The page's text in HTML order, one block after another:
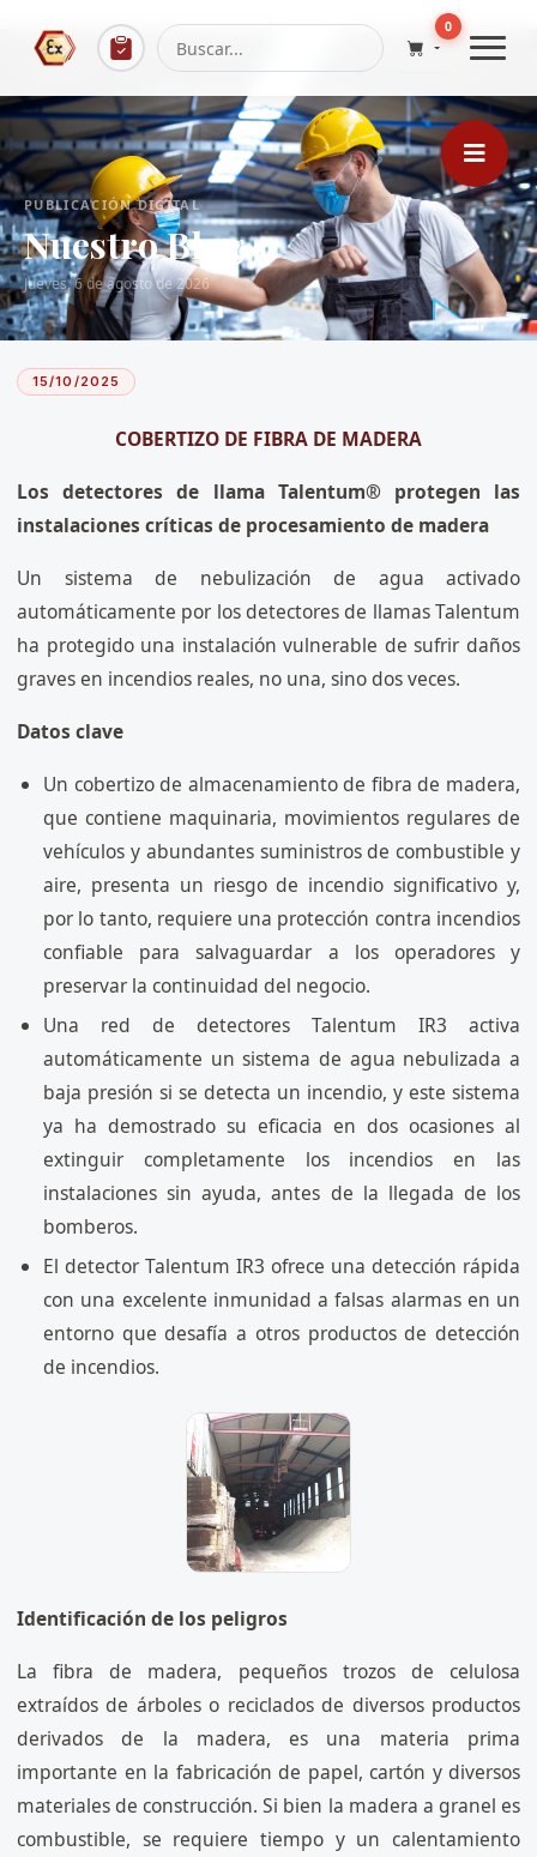
0
PUBLICACIÓN DIGITAL
Nuestro Blog
Jueves, 6 de agosto de 2026
15/10/2025
COBERTIZO DE FIBRA DE MADERA
Los detectores de llama Talentum® protegen las
instalaciones críticas de procesamiento de madera
Un sistema de nebulización de agua activado
automáticamente por los detectores de llamas Talentum
ha protegido una instalación vulnerable de sufrir daños
graves en incendios reales, no una, sino dos veces.
Datos clave
Un cobertizo de almacenamiento de fibra de madera,
que contiene maquinaria, movimientos regulares de
vehículos y abundantes suministros de combustible y
aire, presenta un riesgo de incendio significativo y,
por lo tanto, requiere una protección contra incendios
confiable para salvaguardar a los operadores y
preservar la continuidad del negocio.
Una red de detectores Talentum IR3 activa
automáticamente un sistema de agua nebulizada a
baja presión si se detecta un incendio, y este sistema
ya ha demostrado su eficacia en dos ocasiones al
extinguir completamente los incendios en las
instalaciones sin ayuda, antes de la llegada de los
bomberos.
El detector Talentum IR3 ofrece una detección rápida
con una excelente inmunidad a falsas alarmas en un
entorno que desafía a otros productos de detección
de incendios.
Identificación de los peligros
La fibra de madera, pequeños trozos de celulosa
extraídos de árboles o reciclados de diversos productos
derivados de la madera, es una materia prima
importante en la fabricación de papel, cartón y diversos
materiales de construcción. Si bien la madera a granel es
combustible, se requiere tiempo y un calentamiento